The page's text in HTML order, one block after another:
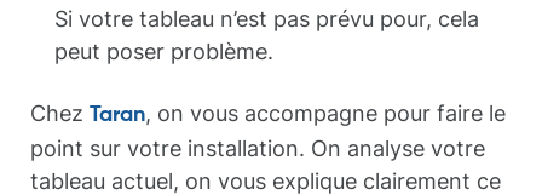
Si votre tableau n’est pas prévu pour, cela
peut poser problème.
Chez Taran, on vous accompagne pour faire le
point sur votre installation. On analyse votre
tableau actuel, on vous explique clairement ce